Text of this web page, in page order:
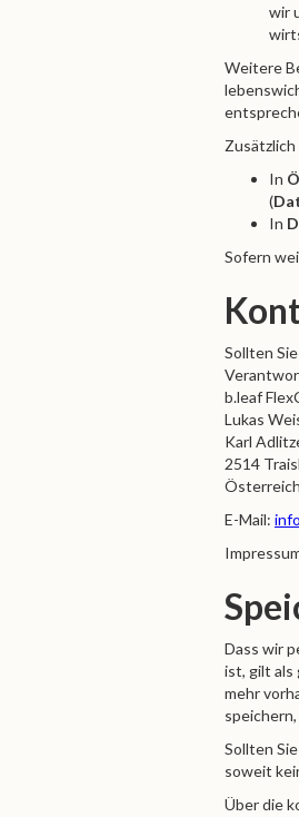
wir
Weitere
In
(
In
Sofern
Sollten
b.leaf
Lukas
Karl
2514
Österreich
E-Mail:
Dass wir
ist, gilt als
mehr
Sollten
soweit
Über die